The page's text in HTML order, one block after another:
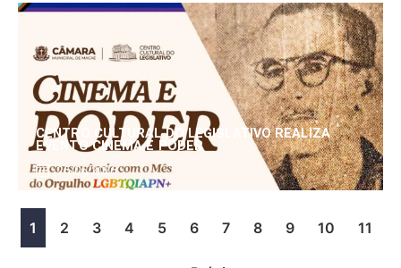
CENTRO CULTURAL DO LEGISLATIVO REALIZA
EVENTO CINEMA E PODER
25/06/2026
1 2 3 4 5 6 7 8 9 10 11